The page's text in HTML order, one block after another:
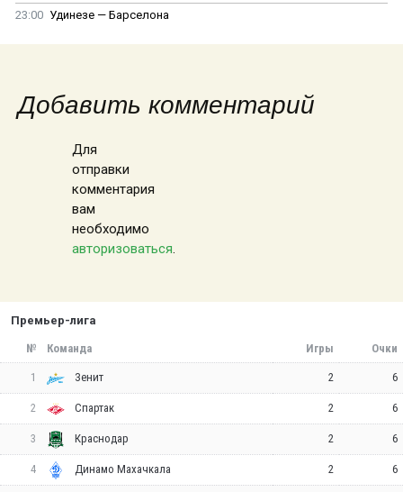
23:00 Удинезе — Барселона
Добавить комментарий
Для
отправки
комментария
вам
необходимо
авторизоваться.
Премьер-лига
№ Команда Игры Очки
1 Зенит 2 6
2 Спартак 2 6
3 Краснодар 2 6
4 Динамо Махачкала 2 6